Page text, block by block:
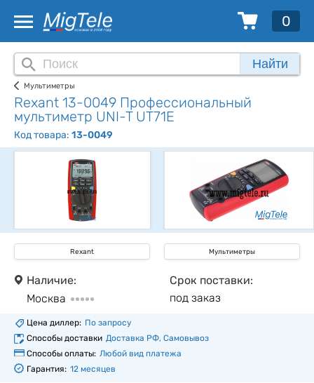
0
Найти
Мультиметры
Rexant 13-0049 Профессиональный
мультиметр UNI-T UT71E
Код товара: 13-0049
Rexant Мультиметры
Наличие:
Москва
Срок поставки:
под заказ
Цена диллер: По запросу
Способы доставки Доставка РФ, Самовывоз
Способы оплаты: Любой вид платежа
Гарантия: 12 месяцев